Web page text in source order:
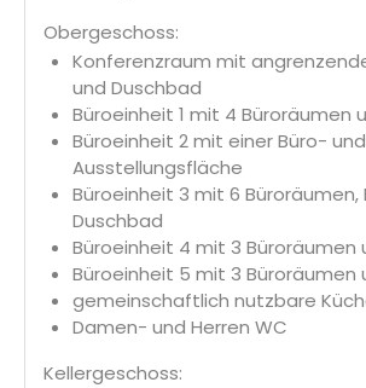
Obergeschoss:
Konferenzraum mit
und Duschbad
Büroeinheit 1 mit 4 Büroräumen
Büroeinheit 2 mit einer Büro- und
Ausstellungsfläche
Büroeinheit 3 mit 6 Büroräumen,
Duschbad
Büroeinheit 4 mit 3 Büroräumen
Büroeinheit 5 mit 3 Büroräumen
gemeinschaftlich nutzbare
Damen- und Herren WC
Kellergeschoss: